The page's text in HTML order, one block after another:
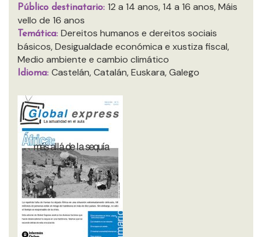
Público destinatario: 12 a 14 anos, 14 a 16 anos, Máis
vello de 16 anos
Temática: Dereitos humanos e dereitos sociais
básicos, Desigualdade económica e xustiza fiscal,
Medio ambiente e cambio climático
Idioma: Castelán, Catalán, Euskara, Galego